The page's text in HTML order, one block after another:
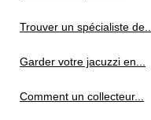
Trouver un spécialiste
Garder votre jacuzzi en...
Comment un collecteur...